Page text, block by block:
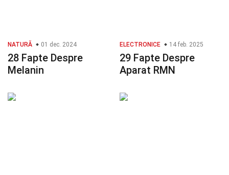
NATURĂ 01 dec. 2024
28 Fapte Despre
Melanin
ELECTRONICE 14 feb. 2025
29 Fapte Despre
Aparat RMN